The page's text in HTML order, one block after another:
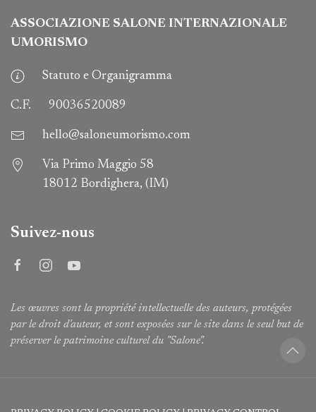
ASSOCIAZIONE SALONE INTERNAZIONALE
UMORISMO
Statuto e Organigramma
C.F. 90036520089
hello@saloneumorismo.com
Via Primo Maggio 58
18012 Bordighera, (IM)
Suivez-nous
Les œuvres sont la propriété intellectuelle des auteurs, protégées
par le droit d'auteur, et sont exposées sur le site dans le seul but de
préserver le patrimoine culturel du "Salone".